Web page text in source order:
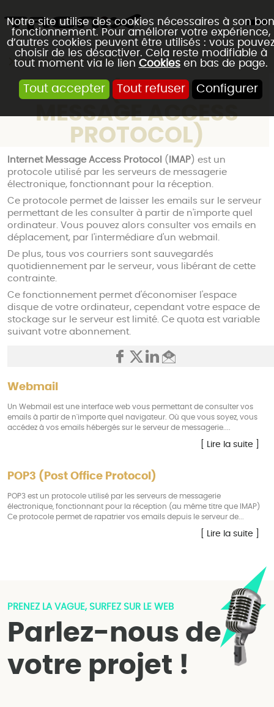
Notre site utilise des cookies nécessaires à son bon
fonctionnement. Pour améliorer votre expérience,
d’autres cookies peuvent être utilisés : vous
choisir de les désactiver. Cela reste modifiable à
tout moment via le lien Cookiesen bas de page.
Tout accepter Tout refuser Configurer
Accueil Glossaire
IMAP (INTERNET
MESSAGE ACCESS
PROTOCOL)
Internet Message Access Protocol ( IMAP ) est un
protocole utilisé par les serveurs de messagerie
électronique, fonctionnant pour la réception.
Ce protocole permet de laisser les emails sur le serveur
permettant de les consulter à partir de n'importe quel
ordinateur. Vous pouvez alors consulter vos emails en
déplacement, par l'intermédiare d'un webmail.
De plus, tous vos courriers sont sauvegardés
quotidiennement par le serveur, vous libérant de cette
contrainte.
Ce fonctionnement permet d'économiser l'espace
disque de votre ordinateur, cependant votre espace de
stockage sur le serveur est limité. Ce quota est variable
suivant votre abonnement.
Webmail
Un Webmail est une interface web vous permettant de consulter vos
emails à partir de n'importe quel navigateur. Où que vous soyez, vous
accédez à vos emails hébergés sur le serveur de messagerie....
[ Lire la suite ]
POP3 (Post Office Protocol)
POP3 est un protocole utilisé par les serveurs de messagerie
électronique, fonctionnant pour la réception (au même titre que IMAP)
Ce protocole permet de rapatrier vos emails depuis le serveur de...
[ Lire la suite ]
PRENEZ LA VAGUE, SURFEZ SUR LE WEB
Parlez-nous de
votre projet !